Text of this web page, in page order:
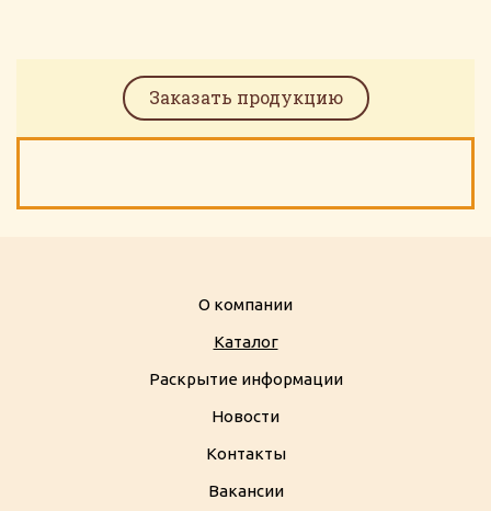
Заказать продукцию
О компании
Каталог
Раскрытие информации
Новости
Контакты
Вакансии